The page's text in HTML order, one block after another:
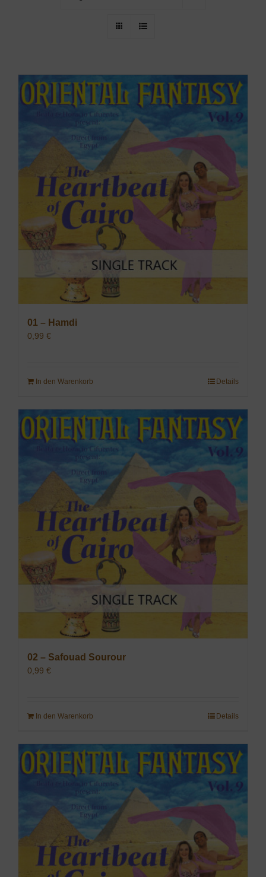
01 – Hamdi
0,99 €
In den Warenkorb Details
02 – Safouad Sourour
0,99 €
In den Warenkorb Details